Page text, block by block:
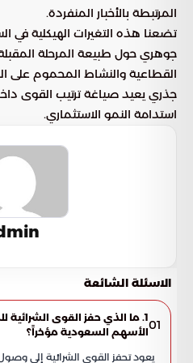
المرتبطة بالأخبار المنفردة.
تضعنا هذه التغيرات الهيكلية في
جوهري حول طبيعة المرحلة
القطاعية والنشاط المحموم على
جذري يعيد صياغة ترتيب القوى
استدامة النمو الاستثماري.
الاسئلة الشائعة
01 1. ما الذي حفز القوى
الأسهم السعودية مؤخراً؟
يعود تحفز القوى الشرائية إلى وصول